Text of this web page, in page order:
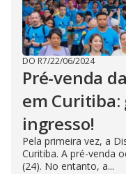
DO R7/22/06/2024
Pré-venda
em Curitiba:
ingresso!
Pela primeira vez, a
Curitiba. A pré-venda
(24). No entanto, a...